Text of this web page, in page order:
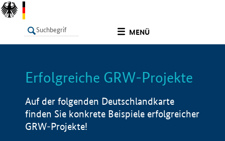
MENÜ
LISTE Info
Erfolgreiche GRW-Projekte
Auf der folgenden Deutschlandkarte
finden Sie konkrete Beispiele erfolgreicher
GRW-Projekte!